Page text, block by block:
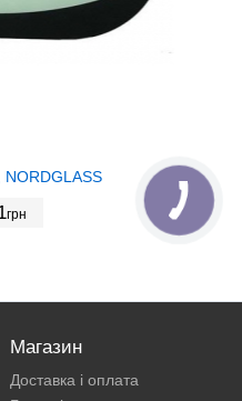
грн
Магазин
Доставка і оплата